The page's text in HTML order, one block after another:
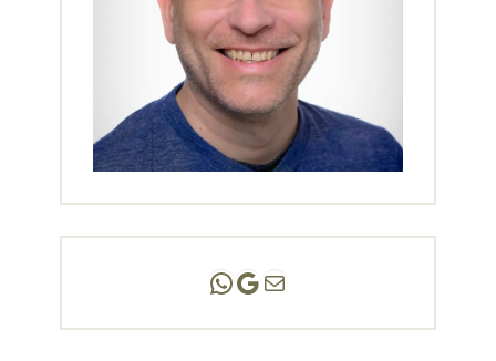
Andreas Scholz | (HPP)
Praxis Adlershof
E-Mail an mich ...